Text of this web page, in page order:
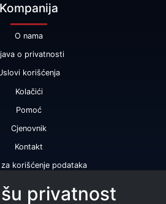
Kompanija
O nama
o privatnosti
korišćenja
Kolačići
Pomoć
Cjenovnik
Kontakt
za korišćenje podataka
Naše uslugeprivatnost